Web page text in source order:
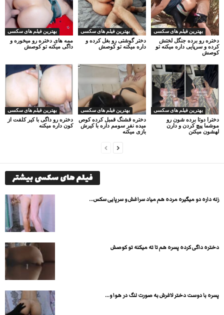
بهترین فیلم های سکسی
ممه های دختره رو میخوره و
داگی میکنه تو کوصش
بهترین فیلم های سکسی
دختر گوشتی رو بغل کرده و
داره میکنه تو کوصش
بهترین فیلم های سکسی
دختره رو برده جنگل لختش
کرده و سرپایی داره میکنه تو
کوصش
بهترین فیلم های سکسی
دختره رو داگی با کیر کلفت از
کون داره میکنه
بهترین فیلم های سکسی
دختره قشنگ قمبل کرده کوص
میده نفر سومم داره با کیرش
بازی میکنه
بهترین فیلم های سکسی
دخترا دوتا برده شون رو
موشما پیچ کردن و دارن
لهشون میکنن
فیلم های سکسی بیشتر
زنه داره دو میگیره مرده هم میاد سراغش و سرپایی سکس...
دختره داگی کرده پسره هم تا ته میکنه تو کوصش
پسره با دوست دختر لاغرش به صورت لنگ در هوا و...